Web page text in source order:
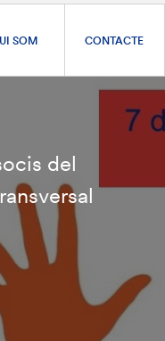
SOM CONTACTE
del